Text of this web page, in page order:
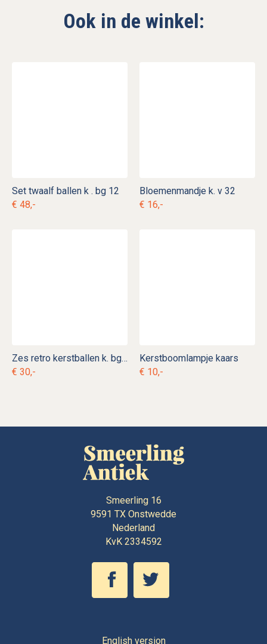
Ook in de winkel:
Set twaalf ballen k . bg 12
€ 48,-
Bloemenmandje k. v 32
€ 16,-
Zes retro kerstballen k. bg 31
€ 30,-
Kerstboomlampje kaars
€ 10,-
Smeerling 16
9591 TX Onstwedde
Nederland
KvK 2334592
English version